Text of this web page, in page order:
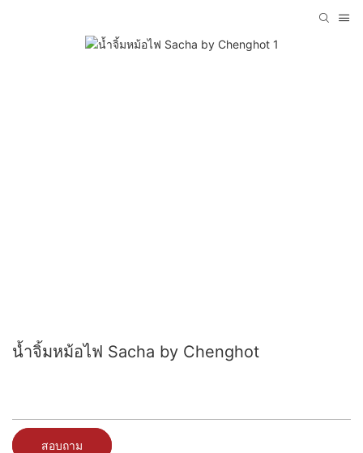
น้ำจิ้มหม้อไฟ Sacha by Chenghot
สอบถาม